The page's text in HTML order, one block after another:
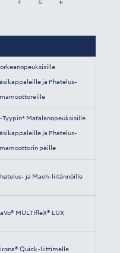
ja Phatelus-
Tyypin* Matalanopeuksisille
ja Phatelus-
päille
ja Mach-liitännöille
MULTIfleX® LUX
Quick-liittimelle